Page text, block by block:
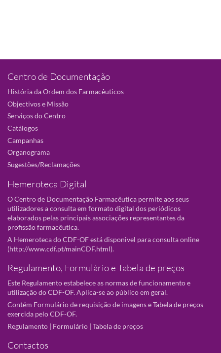
Centro de Documentação
História da Ordem dos Farmacêuticos
Objectivos e Missão
Serviços do Centro
Catálogos
Campanhas
Organograma
Sugestões/Reclamações
Hemeroteca Digital
O Centro de Documentação Farmacêutica permite aos seus
utilizadores a consulta em formato digital dos periódicos
elaborados pelas principais associações representantes da
profissão farmacêutica.
A Hemeroteca do CDF-OF está disponivel para consulta online
(http://www.cdf.pt/mainCDF.html).
Regulamento, Formulário e Tabela de preços
Este Regulamento estabelece as normas de funcionamento e
utilização do CDF-OF. Aplica-se ao público em geral.
Contém Formulário de requisição de imagens e Tabela de preços
exercida pelo CDF-OF.
Regulamento | Formulário | Tabela de preços
Contactos